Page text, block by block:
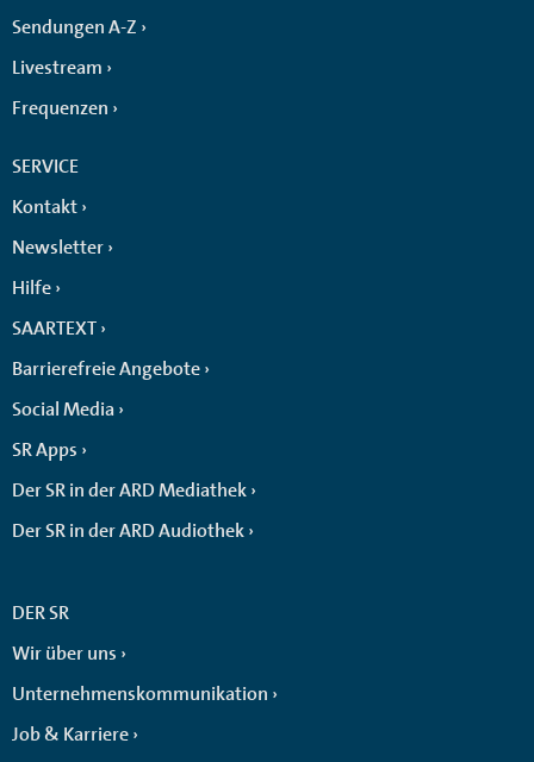
Sendungen A-Z
Livestream
Frequenzen
SERVICE
Kontakt
Newsletter
Hilfe
SAARTEXT
Barrierefreie Angebote
Social Media
SR Apps
Der SR in der ARD Mediathek
Der SR in der ARD Audiothek
DER SR
Wir über uns
Unternehmenskommunikation
Job & Karriere